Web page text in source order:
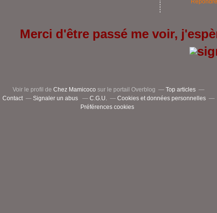
Répondre
Merci d'être passé me voir,
Voir le profil de Chez Mamicoco sur le portail Overblog
Top articles
Contact
Signaler un abus C.G.U.
Cookies et données personnelles
Préférences cookies